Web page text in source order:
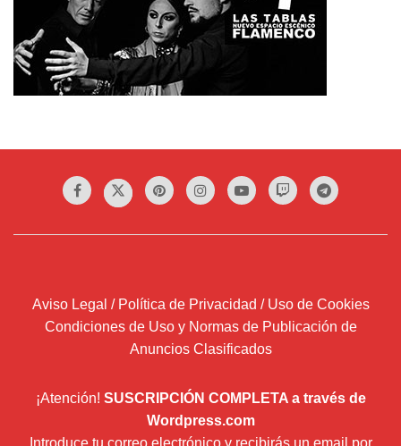
Aviso Legal / Política de Privacidad / Uso de Cookies
Condiciones de Uso y Normas de Publicación de
Anuncios Clasificados
¡Atención! SUSCRIPCIÓN COMPLETA a través de
Wordpress.com
Introduce tu correo electrónico y recibirás un email por